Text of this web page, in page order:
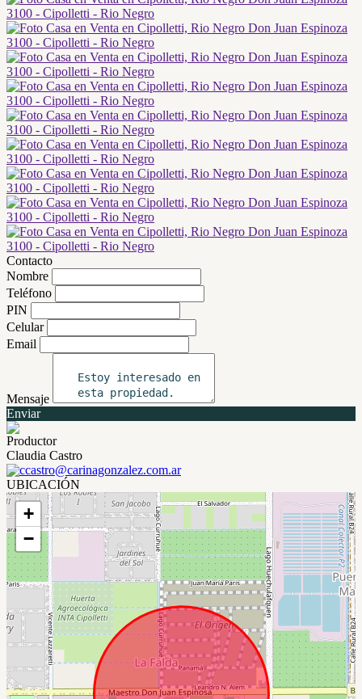
Contacto
Nombre
Teléfono
PIN
Celular
Email
Mensaje
Enviar
Productor
Claudia Castro
ccastro@carinagonzalez.com.ar
UBICACIÓN
+
−